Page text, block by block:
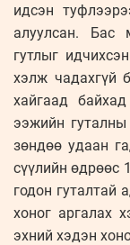
идсэн
алуулсан. Бас
гутлыг
хэлж чадахгүй
хайгаад
ээжийн
зөндөө удаан
сүүлийн өдрөөс
годон гуталтай
хоног аргалах
эхний хэдэн